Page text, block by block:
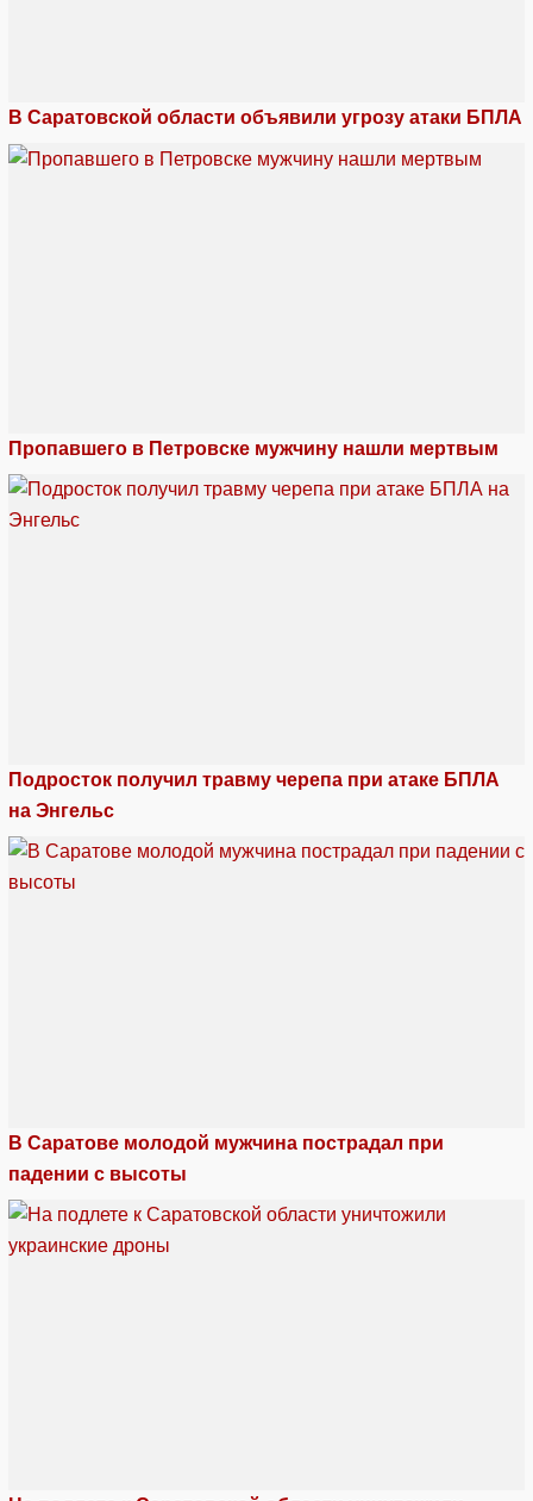
В Саратовской области объявили угрозу атаки БПЛА
Пропавшего в Петровске мужчину нашли мертвым
Подросток получил травму черепа при атаке БПЛА
на Энгельс
В Саратове молодой мужчина пострадал при
падении с высоты